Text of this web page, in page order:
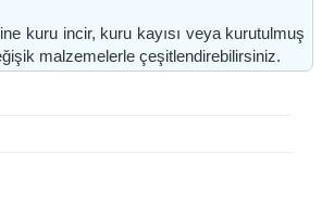
kuru incir, kuru kayısı veya kurutulmuş
malzemelerle çeşitlendirebilirsiniz.